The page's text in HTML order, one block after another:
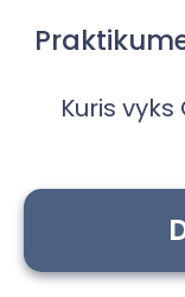
Kuris vyks